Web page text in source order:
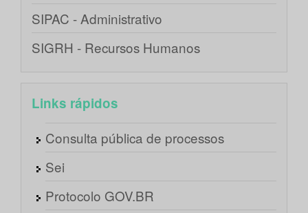
SIPAC - Administrativo
SIGRH - Recursos Humanos
Links rápidos
Consulta pública de processos
Sei
Protocolo GOV.BR